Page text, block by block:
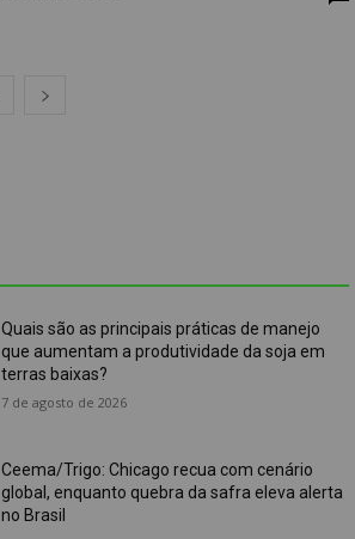
Quais são as principais práticas de manejo
que aumentam a produtividade da soja em
terras baixas?
7 de agosto de 2026
Ceema/Trigo: Chicago recua com cenário
global, enquanto quebra da safra eleva alerta
no Brasil